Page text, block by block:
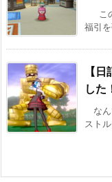
この
福引
【
した
なん
スト